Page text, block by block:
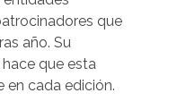
que
año. Su
que esta
en cada edición.